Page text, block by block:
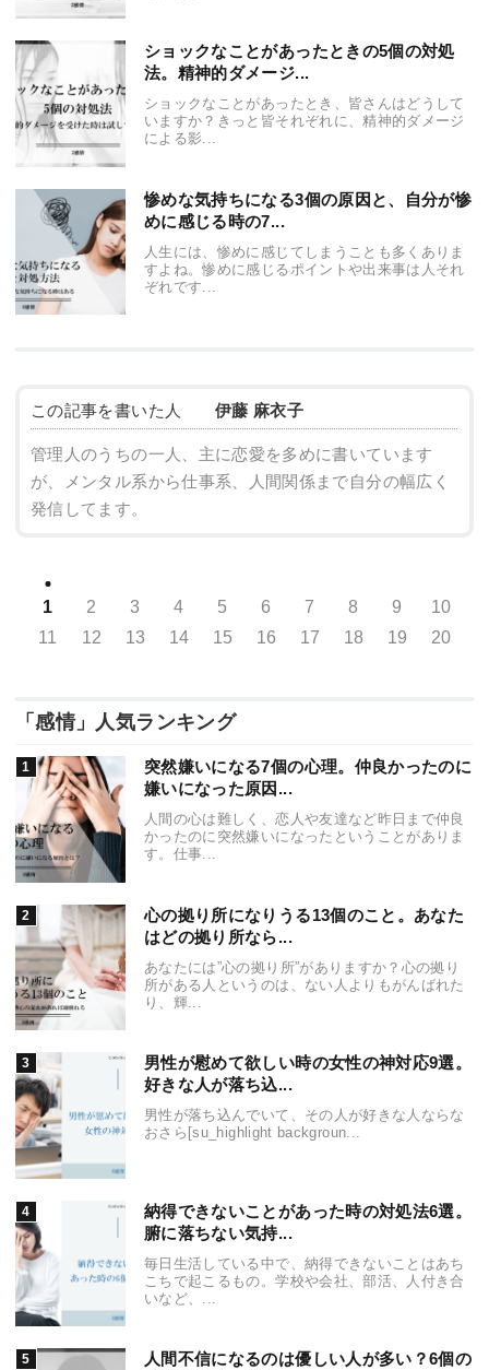
ショックなことがあったときの5個の対処
法。精神的ダメージ...
ショックなことがあったとき、皆さんはどうして
いますか？きっと皆それぞれに、精神的ダメージ
による影...
惨めな気持ちになる3個の原因と、自分が惨
めに感じる時の7...
人生には、惨めに感じてしまうことも多くありま
すよね。惨めに感じるポイントや出来事は人それ
ぞれです...
この記事を書いた人 伊藤 麻衣子
管理人のうちの一人、主に恋愛を多めに書いています
が、メンタル系から仕事系、人間関係まで自分の幅広く
発信してます。
1 2 3 4 5 6 7 8 9
10
11
12 13 14 15 16 17 18 19 20
「感情」人気ランキング
突然嫌いになる7個の心理。仲良かったのに
嫌いになった原因...
人間の心は難しく、恋人や友達など昨日まで仲良
かったのに突然嫌いになったということがありま
す。仕事...
心の拠り所になりうる13個のこと。あなた
はどの拠り所なら...
あなたには”心の拠り所”がありますか？心の拠り
所がある人というのは、ない人よりもがんばれた
り、輝...
男性が慰めて欲しい時の女性の神対応9選。
好きな人が落ち込...
男性が落ち込んでいて、その人が好きな人ならな
おさら[su_highlight backgroun...
納得できないことがあった時の対処法6選。
腑に落ちない気持...
毎日生活している中で、納得できないことはあち
こちで起こるもの。学校や会社、部活、人付き合
いなど、...
人間不信になるのは優しい人が多い？6個の